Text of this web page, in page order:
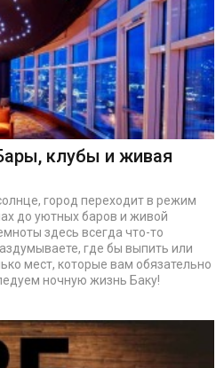
клубы и живая
город переходит в режим
до уютных баров и живой
здесь всегда что-то
где бы выпить или
мест, которые вам обязательно
ночную жизнь Баку!